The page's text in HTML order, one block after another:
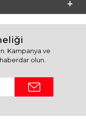
Kampanya ve
olun.